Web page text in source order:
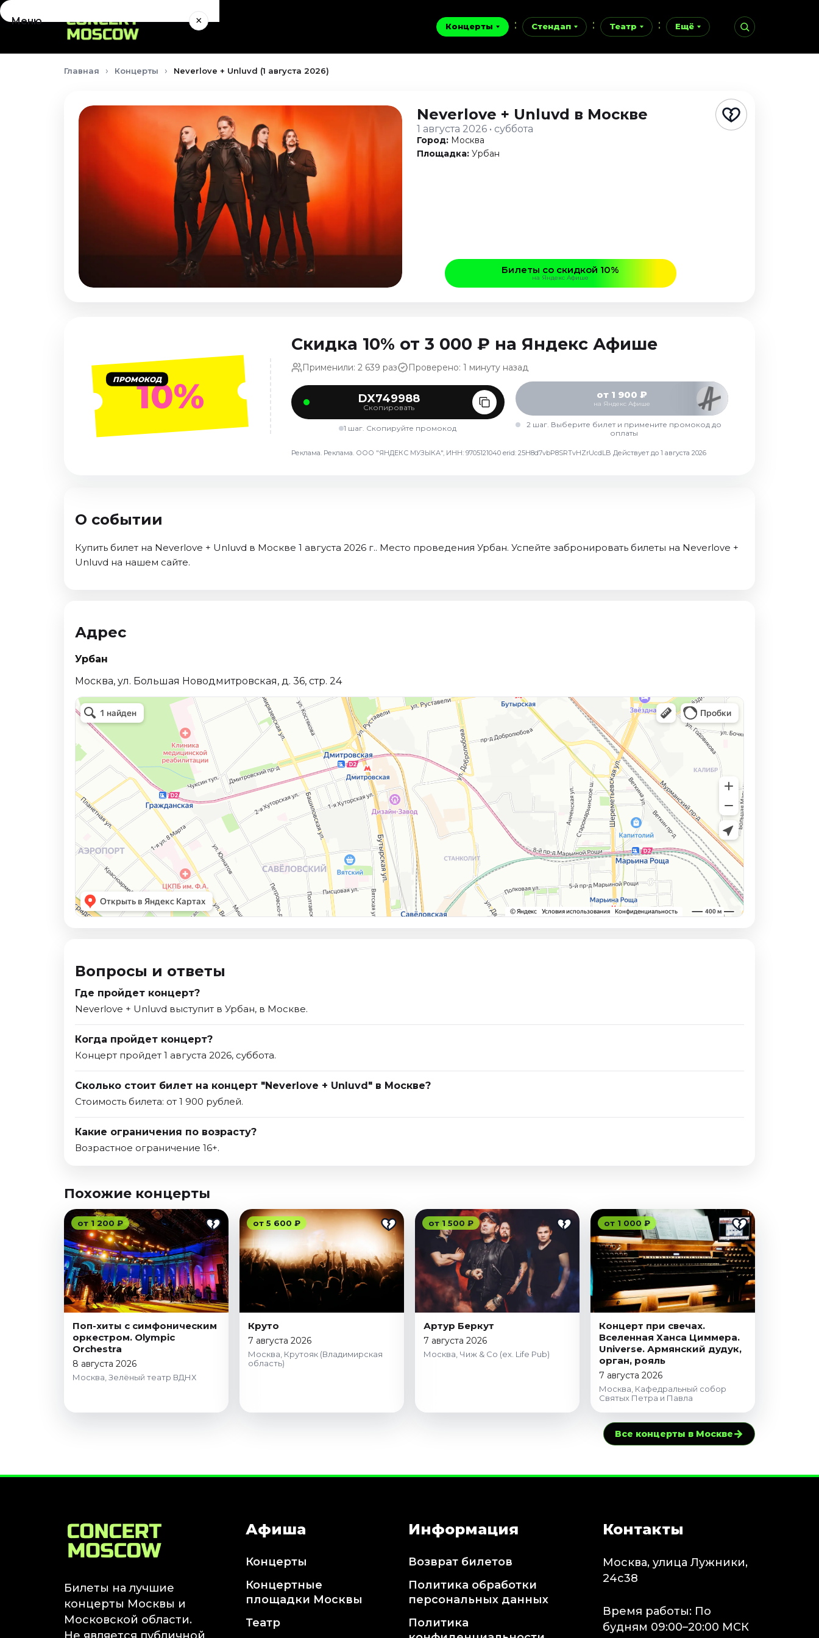
Концерты Стендап Театр Ещё
Меню ×
Концерты
Август 2026
Октябрь 2026
Главная Концерты Neverlove + Unluvd (1 августа 2026)
Neverlove + Unluvd в Москве
1 августа 2026 • суббота
Город: Москва
Площадка: Урбан
Билеты со скидкой 10%
на Яндекс Афише
ПРОМОКОД10%
Скидка 10% от 3 000 ₽ на Яндекс Афише
Применили: 2 639 раз Проверено: 1 минуту назад
DX749988
Скопировать
1 шаг. Скопируйте промокод
от 1 900 ₽
на Яндекс Афише
2 шаг. Выберите билет и примените промокод до
оплаты
Реклама. Реклама. ООО "ЯНДЕКС МУЗЫКА", ИНН: 9705121040 erid: 25H8d7vbP8SRTvHZrUcdLB Действует до 1 августа 2026
О событии
Купить билет на Neverlove + Unluvd в Москве 1 августа 2026 г.. Место проведения Урбан. Успейте забронировать билеты на Neverlove +
Unluvd на нашем сайте.
Адрес
Урбан
Москва, ул. Большая Новодмитровская, д. 36, стр. 24
Вопросы и ответы
Где пройдет концерт?
Neverlove + Unluvd выступит в Урбан, в Москве.
Когда пройдет концерт?
Концерт пройдет 1 августа 2026, суббота.
Сколько стоит билет на концерт "Neverlove + Unluvd" в Москве?
Стоимость билета: от 1 900 рублей.
Какие ограничения по возрасту?
Возрастное ограничение 16+.
Похожие концерты
от 1 200 ₽
Поп-хиты с симфоническим
оркестром. Olympic
Orchestra
8 августа 2026
Москва, Зелёный театр ВДНХ
от 5 600 ₽
Круто
7 августа 2026
Москва, Крутояк (Владимирская
область)
от 1 500 ₽
Артур Беркут
7 августа 2026
Москва, Чиж & Co (ex. Life Pub)
от 1 000 ₽
Концерт при свечах.
Вселенная Ханса Циммера.
Universe. Армянский дудук,
орган, рояль
7 августа 2026
Москва, Кафедральный собор
Святых Петра и Павла
Все концерты в Москве→
Билеты на лучшие
концерты Москвы и
Московской области.
Афиша
Концерты
Концертные
площадки Москвы
Театр
Информация
Возврат билетов
Политика обработки
персональных данных
Политика
Контакты
Москва, улица Лужники,
24с38
Время работы: По
будням 09:00–20:00 МСК